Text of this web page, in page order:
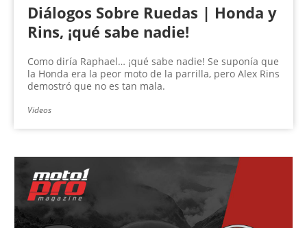
Diálogos Sobre Ruedas | Honda y
Rins, ¡qué sabe nadie!
Como diría Raphael… ¡qué sabe nadie! Se suponía que
la Honda era la peor moto de la parrilla, pero Alex Rins
demostró que no es tan mala.
Videos